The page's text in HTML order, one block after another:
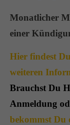
Monatlicher
einer
Hier findest
weiteren
Brauchst Du
Anmeldung
bekommst Du